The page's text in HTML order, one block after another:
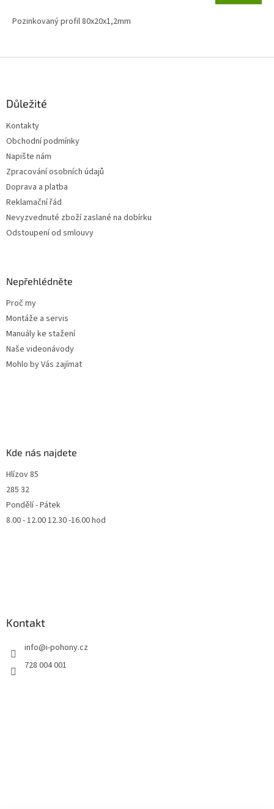
Pozinkovaný profil 80x20x1,2mm
Důležité
Kontakty
Obchodní podmínky
Napište nám
Zpracování osobních údajů
Doprava a platba
Reklamační řád
Nevyzvednuté zboží zaslané na dobírku
Odstoupení od smlouvy
Nepřehlédněte
Proč my
Montáže a servis
Manuály ke stažení
Naše videonávody
Mohlo by Vás zajímat
Kde nás najdete
Hlízov 85
285 32
Pondělí - Pátek
8.00 - 12.00 12.30 -16.00 hod
Kontakt
info@i-pohony.cz
728 004 001